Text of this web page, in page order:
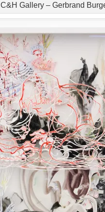
C&H Gallery – Gerbrand